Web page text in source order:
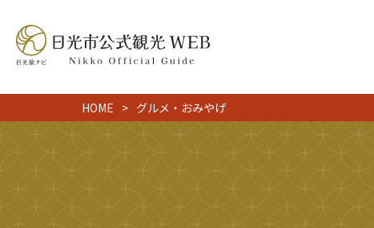
HOME グルメ・おみやげ